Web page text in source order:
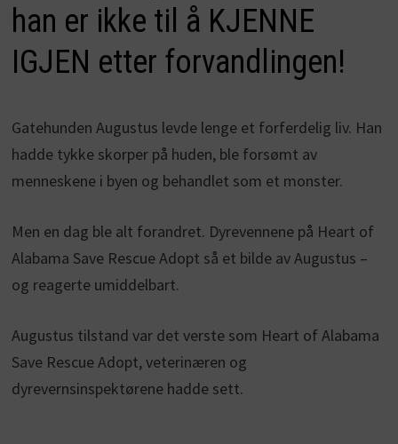
han er ikke til å KJENNE
IGJEN etter forvandlingen!
Gatehunden Augustus levde lenge et forferdelig liv. Han
hadde tykke skorper på huden, ble forsømt av
menneskene i byen og behandlet som et monster.
Men en dag ble alt forandret. Dyrevennene på Heart of
Alabama Save Rescue Adopt så et bilde av Augustus –
og reagerte umiddelbart.
Augustus tilstand var det verste som Heart of Alabama
Save Rescue Adopt, veterinæren og
dyrevernsinspektørene hadde sett.